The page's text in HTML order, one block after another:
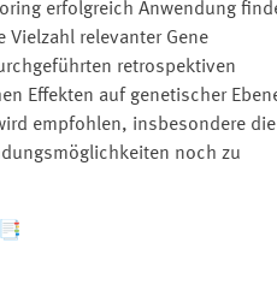
erfolgreich Anwendung
relevanter Gene
retrospektiven
Effekten auf genetischer
empfohlen, insbesondere die
noch zu